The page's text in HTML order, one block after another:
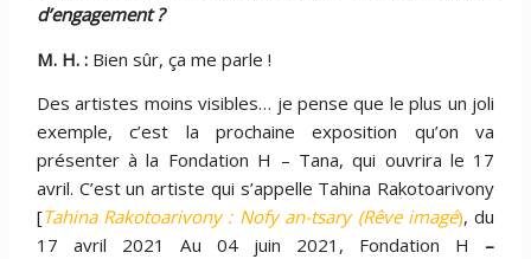
d’engagement ?
M. H. : Bien sûr, ça me parle !
Des artistes moins visibles… je pense que le plus un joli
exemple, c’est la prochaine exposition qu’on va
présenter à la Fondation H – Tana, qui ouvrira le 17
avril. C’est un artiste qui s’appelle Tahina Rakotoarivony
[Tahina Rakotoarivony : Nofy an-tsary (Rêve imagé), du
17 avril 2021 Au 04 juin 2021, Fondation H –